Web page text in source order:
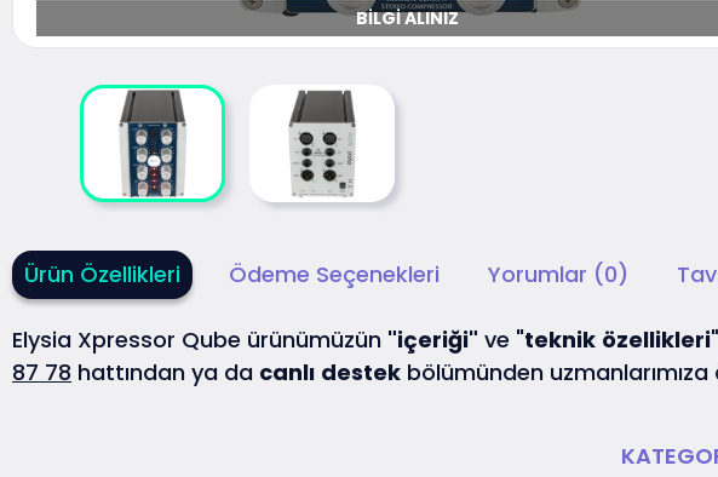
BILGI ALINIZ
Ürün Özellikleri Ödeme Seçenekleri Yorumlar (0)
Elysia Xpressor Qube ürünümüzün "içeriği" ve "teknik özellikleri
87 78 hattından ya da canlı destek bölümünden